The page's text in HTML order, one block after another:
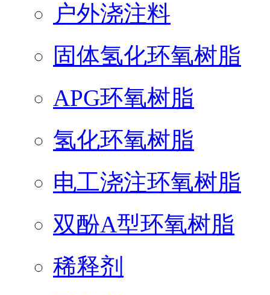
户外浇注料
固体氢化环氧树脂
APG环氧树脂
氢化环氧树脂
电工浇注环氧树脂
双酚A型环氧树脂
稀释剂